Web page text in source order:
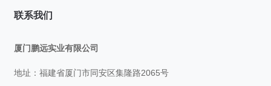
联系我们
厦门鹏远实业有限公司
地址：福建省厦门市同安区集隆路2065号